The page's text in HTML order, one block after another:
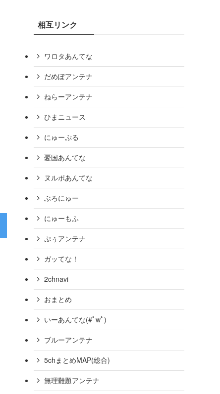
経済
選ばれる理由になり得る」［
外国人へのごみ出しルール周知など「国の交付税で半
26/05
【タイ国籍の男3人】「1戸建てで雨戸を閉め切ってい
2400万円相当を盗んだ疑いで逮捕・起訴 茨城県警［
発表から1週間足らずで始まった「外国人の国籍取得厳
む［東京新聞］26/05
【神社】塀の銅板６０枚超はぎ取られる…総代怒り「地
相互リンク
ワロタあんてな
だめぽアンテナ
ねらーアンテナ
ひまニュース
にゅーぷる
憂国あんてな
ヌルポあんてな
ぶろにゅー
にゅーもふ
ぷぅアンテナ
ガッてな！
2chnavi
おまとめ
いーあんてな(#ﾟwﾟ)
ブルーアンテナ
5chまとめMAP(総合)
無理難題アンテナ